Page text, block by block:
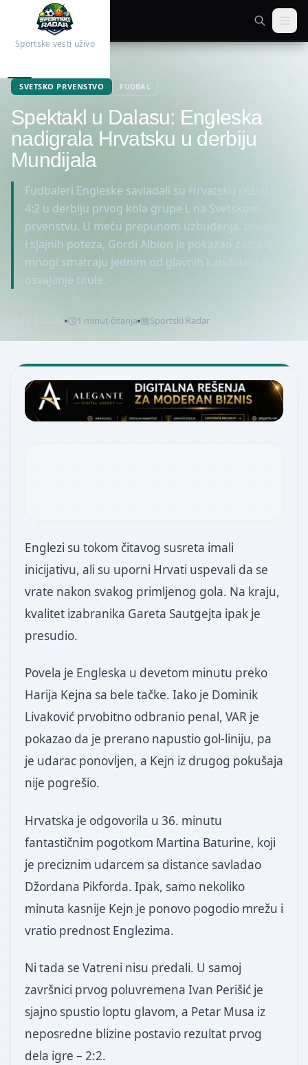
Sportske vesti uživo
SVETSKO PRVENSTVO FUDBAL
Spektakl u Dalasu: Engleska
nadigrala Hrvatsku u derbiju
Mundijala
Fudbaleri Engleske savladali su Hrvatsku rezultatom
4:2 u derbiju prvog kola grupe L na Svetskom
prvenstvu. U meču prepunom uzbuđenja, preokreta
i sjajnih poteza, Gordi Albion je pokazao zašto ga
mnogi smatraju jednim od glavnih kandidata za
osvajanje titule.
18. 6. 2026. 1 minut čitanja Sportski Radar
Englezi su tokom čitavog susreta imali
inicijativu, ali su uporni Hrvati uspevali da se
vrate nakon svakog primljenog gola. Na kraju,
kvalitet izabranika Gareta Sautgejta ipak je
presudio.
Povela je Engleska u devetom minutu preko
Harija Kejna sa bele tačke. Iako je Dominik
Livaković prvobitno odbranio penal, VAR je
pokazao da je prerano napustio gol-liniju, pa
je udarac ponovljen, a Kejn iz drugog pokušaja
nije pogrešio.
Hrvatska je odgovorila u 36. minutu
fantastičnim pogotkom Martina Baturine, koji
je preciznim udarcem sa distance savladao
Džordana Pikforda. Ipak, samo nekoliko
minuta kasnije Kejn je ponovo pogodio mrežu i
vratio prednost Englezima.
Ni tada se Vatreni nisu predali. U samoj
završnici prvog poluvremena Ivan Perišić je
sjajno spustio loptu glavom, a Petar Musa iz
neposredne blizine postavio rezultat prvog
dela igre – 2:2.